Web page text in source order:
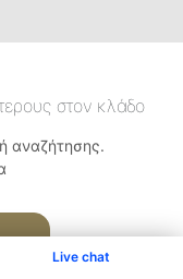
Live chat
στον κλάδο
αναζήτησης.